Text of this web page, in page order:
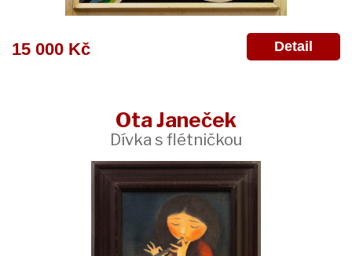
15 000 Kč Detail
Ota Janeček
Dívka s flétničkou